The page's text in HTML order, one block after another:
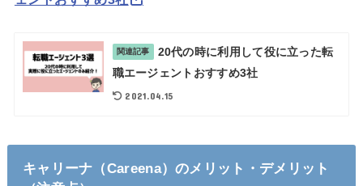
関連記事
20代の時に利用して役に立った転
職エージェントおすすめ3社
2021.04.15
キャリーナ（Careena）のメリット・デメリット